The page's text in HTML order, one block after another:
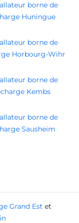
borne de
Huningue
borne de
Horbourg-Wihr
borne de
Kembs
borne de
Sausheim
Grand Est et